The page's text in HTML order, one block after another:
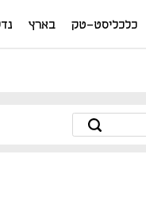
כלכליסט-טק בארץ